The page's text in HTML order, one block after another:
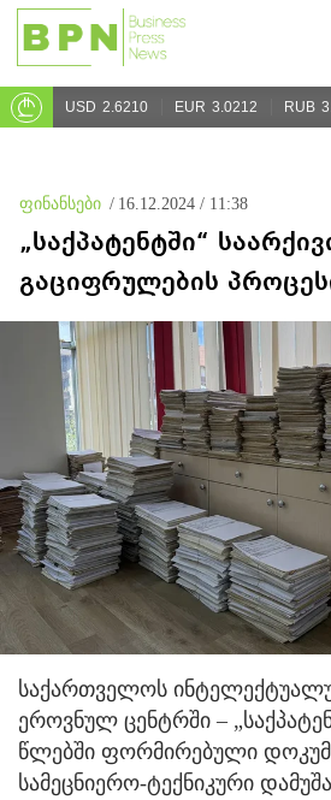
USD 2.6210 EUR 3.0212 RUB
ფინანსები / 16.12.2024 / 11:38
„საქპატენტში“
გაციფრულების
საქართველოს
ეროვნულ ცენტრში –
წლებში ფორმირებული
სამეცნიერო-ტექნიკური